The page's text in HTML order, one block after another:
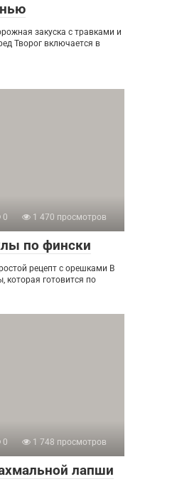
закуска с травками и
Творог включается в
0 1 470 просмотров
по фински
рецепт с орешками В
которая готовится по
0 1 748 просмотров
лапши